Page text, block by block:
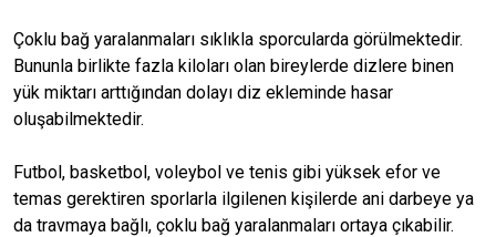
Çoklu bağ yaralanmaları sıklıkla sporcularda görülmektedir.
Bununla birlikte fazla kiloları olan bireylerde dizlere binen
yük miktarı arttığından dolayı diz ekleminde hasar
oluşabilmektedir.
Futbol, basketbol, voleybol ve tenis gibi yüksek efor ve
temas gerektiren sporlarla ilgilenen kişilerde ani darbeye ya
da travmaya bağlı, çoklu bağ yaralanmaları ortaya çıkabilir.